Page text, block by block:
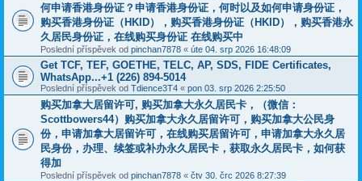
何申请香港身份证？申请香港身份证，何时以及如何申请身份证，
购买香港身份证（HKID），购买香港身份证（HKID），购买香港永
久居民身份证，在线购买身份证 在线购买中
Poslední příspěvek od pinchan7878 « úte 04. srp 2026 16:48:09
Get TCF, TEF, GOETHE, TELC, AP, SDS, FIDE Certificates,
WhatsApp...+1 (226) 894-5014
Poslední příspěvek od Tdience3T4 « pon 03. srp 2026 2:25:50
购买加拿大居留许可, 购买加拿大永久居民卡，（微信：
Scottbowers44）购买加拿大永久居留许可，购买加拿大公民身
份，申请加拿大居留许可，在线购买居留许可，申请加拿大永久居
民身份，办理、续签或补办永久居民卡，获取永久居民卡，如何获
得加
Poslední příspěvek od pinchan7878 « čtv 30. črc 2026 8:27:39